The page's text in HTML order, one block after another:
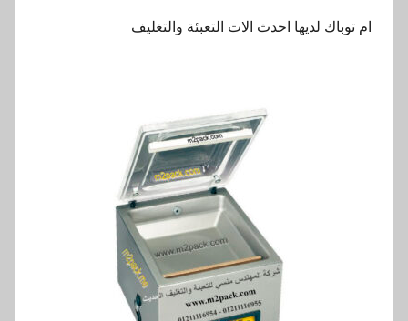
ام توباك لديها احدث الات التعبئة والتغليف